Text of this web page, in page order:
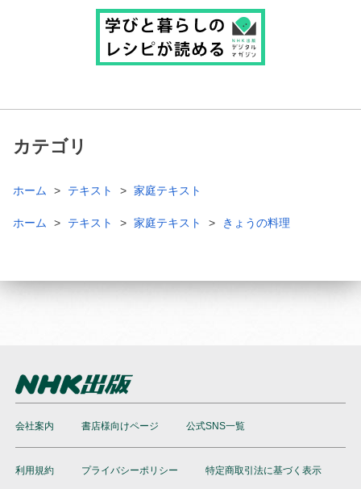
カテゴリ
ホーム テキスト 家庭テキスト
ホーム テキスト 家庭テキスト きょうの料理
会社案内 書店様向けページ 公式SNS一覧
利用規約 プライバシーポリシー 特定商取引法に基づく表示